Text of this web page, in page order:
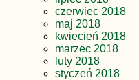
czerwiec 2018
maj 2018
kwiecień 2018
marzec 2018
luty 2018
styczeń 2018